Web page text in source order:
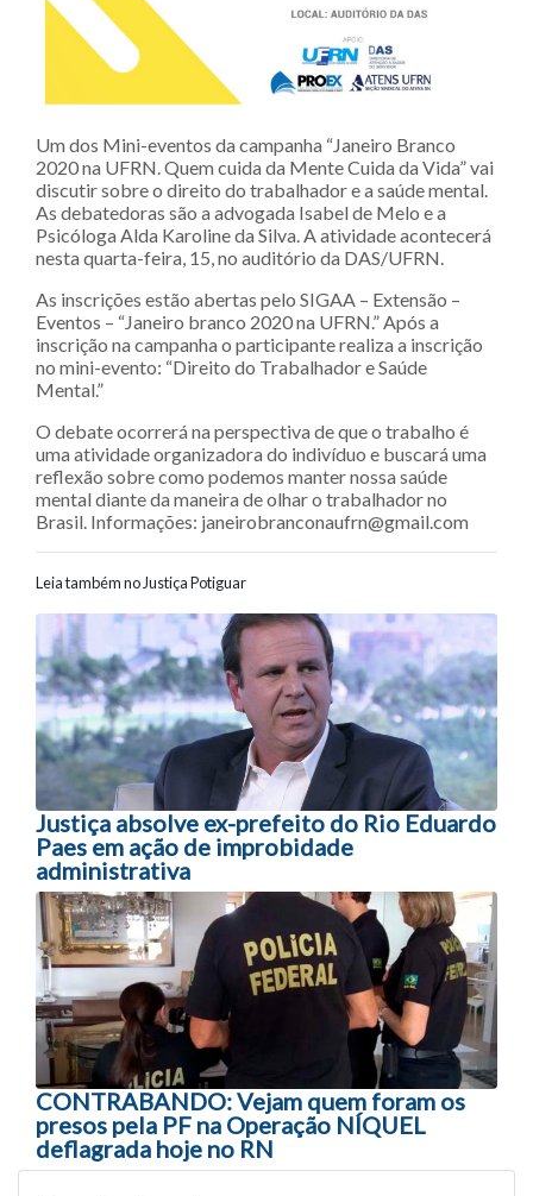
Um dos Mini-eventos da campanha “Janeiro Branco
2020 na UFRN. Quem cuida da Mente Cuida da Vida” vai
discutir sobre o direito do trabalhador e a saúde mental.
As debatedoras são a advogada Isabel de Melo e a
Psicóloga Alda Karoline da Silva. A atividade acontecerá
nesta quarta-feira, 15, no auditório da DAS/UFRN.
As inscrições estão abertas pelo SIGAA – Extensão –
Eventos – “Janeiro branco 2020 na UFRN.” Após a
inscrição na campanha o participante realiza a inscrição
no mini-evento: “Direito do Trabalhador e Saúde
Mental.”
O debate ocorrerá na perspectiva de que o trabalho é
uma atividade organizadora do indivíduo e buscará uma
reflexão sobre como podemos manter nossa saúde
mental diante da maneira de olhar o trabalhador no
Brasil. Informações: janeirobranconaufrn@gmail.com
Leia também no Justiça Potiguar
Navegação entre posts
Justiça absolve ex-prefeito do Rio Eduardo
Paes em ação de improbidade
administrativa
CONTRABANDO: Vejam quem foram os
presos pela PF na Operação NÍQUEL
deflagrada hoje no RN